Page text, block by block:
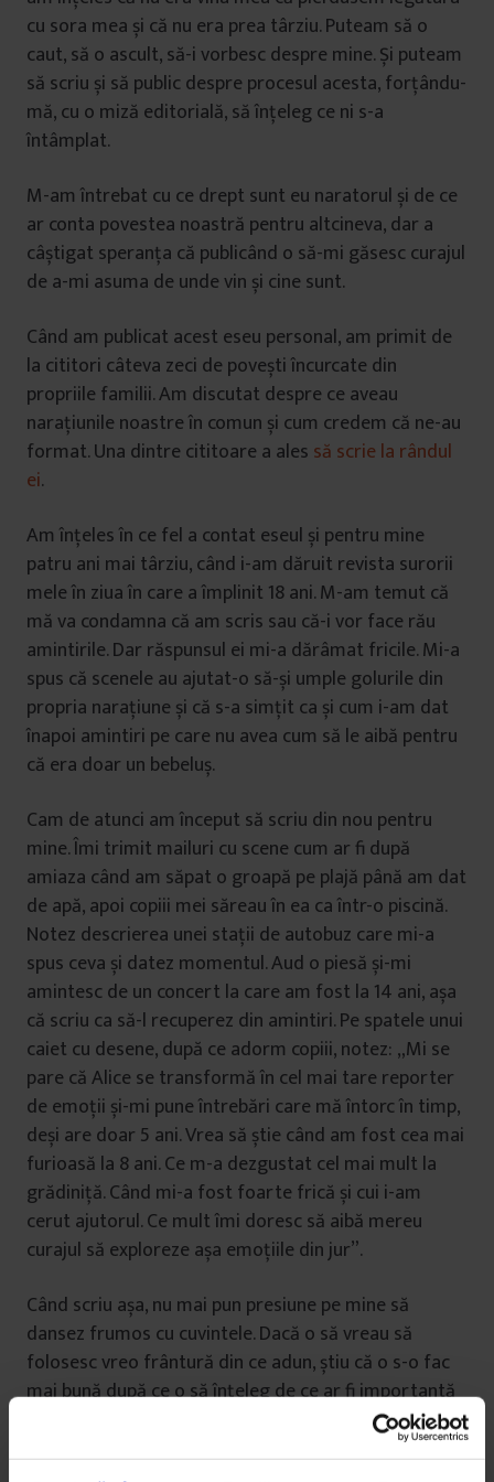
cu sora mea și că nu era prea târziu. Puteam să o
caut, să o ascult, să-i vorbesc despre mine. Și puteam
să scriu și să public despre procesul acesta, forțându-
mă, cu o miză editorială, să înțeleg ce ni s-a
întâmplat.
M-am întrebat cu ce drept sunt eu naratorul și de ce
ar conta povestea noastră pentru altcineva, dar a
câștigat speranța că publicând o să-mi găsesc curajul
de a-mi asuma de unde vin și cine sunt.
Când am publicat acest eseu personal, am primit de
la cititori câteva zeci de povești încurcate din
propriile familii. Am discutat despre ce aveau
narațiunile noastre în comun și cum credem că ne-au
format. Una dintre cititoare a ales să scrie la rândul
ei.
Am înțeles în ce fel a contat eseul și pentru mine
patru ani mai târziu, când i-am dăruit revista surorii
mele în ziua în care a împlinit 18 ani. M-am temut că
mă va condamna că am scris sau că-i vor face rău
amintirile. Dar răspunsul ei mi-a dărâmat fricile. Mi-a
spus că scenele au ajutat-o să-și umple golurile din
propria narațiune și că s-a simțit ca și cum i-am dat
înapoi amintiri pe care nu avea cum să le aibă pentru
că era doar un bebeluș.
Cam de atunci am început să scriu din nou pentru
mine. Îmi trimit mailuri cu scene cum ar fi după
amiaza când am săpat o groapă pe plajă până am dat
de apă, apoi copiii mei săreau în ea ca într-o piscină.
Notez descrierea unei stații de autobuz care mi-a
spus ceva și datez momentul. Aud o piesă și-mi
amintesc de un concert la care am fost la 14 ani, așa
că scriu ca să-l recuperez din amintiri. Pe spatele unui
caiet cu desene, după ce adorm copiii, notez: „Mi se
pare că Alice se transformă în cel mai tare reporter
de emoții și-mi pune întrebări care mă întorc în timp,
deși are doar 5 ani. Vrea să știe când am fost cea mai
furioasă la 8 ani. Ce m-a dezgustat cel mai mult la
grădiniță. Când mi-a fost foarte frică și cui i-am
cerut ajutorul. Ce mult îmi doresc să aibă mereu
curajul să exploreze așa emoțiile din jur”.
Când scriu așa, nu mai pun presiune pe mine să
dansez frumos cu cuvintele. Dacă o să vreau să
folosesc vreo frântură din ce adun, știu că o s-o fac
mai bună după ce o să înțeleg de ce ar fi importantă